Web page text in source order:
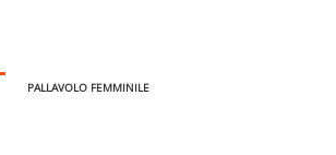
PALLAVOLO FEMMINILE